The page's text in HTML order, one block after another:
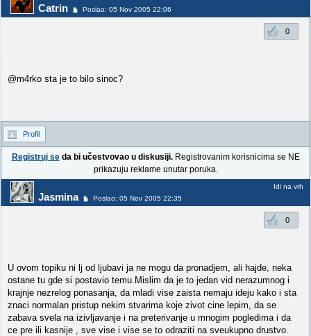
Catrin Poslao: 05 Nov 2005 22:06
0
@m4rko sta je to bilo sinoc?
Profil
Registruj seda bi učestvovao u diskusiji.Registrovanim korisnicima se NE
prikazuju reklame unutar poruka.
Jasmina Poslao: 05 Nov 2005 22:35
Idi na vrh
0
U ovom topiku ni lj od ljubavi ja ne mogu da pronadjem, ali hajde, neka
ostane tu gde si postavio temu.Mislim da je to jedan vid nerazumnog i
krajnje nezrelog ponasanja, da mladi vise zaista nemaju ideju kako i sta
znaci normalan pristup nekim stvarima koje zivot cine lepim, da se
zabava svela na izivljavanje i na preterivanje u mnogim pogledima i da
ce pre ili kasnije , sve vise i vise se to odraziti na sveukupno drustvo.